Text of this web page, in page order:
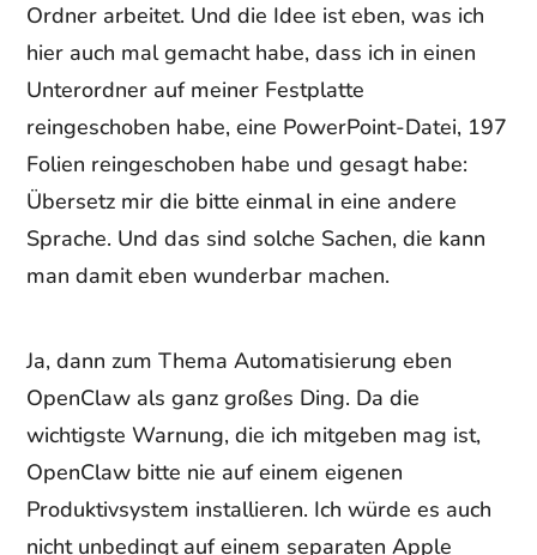
Ordner arbeitet. Und die Idee ist eben, was ich
hier auch mal gemacht habe, dass ich in einen
Unterordner auf meiner Festplatte
reingeschoben habe, eine PowerPoint-Datei, 197
Folien reingeschoben habe und gesagt habe:
Übersetz mir die bitte einmal in eine andere
Sprache. Und das sind solche Sachen, die kann
man damit eben wunderbar machen.
Ja, dann zum Thema Automatisierung eben
OpenClaw als ganz großes Ding. Da die
wichtigste Warnung, die ich mitgeben mag ist,
OpenClaw bitte nie auf einem eigenen
Produktivsystem installieren. Ich würde es auch
nicht unbedingt auf einem separaten Apple